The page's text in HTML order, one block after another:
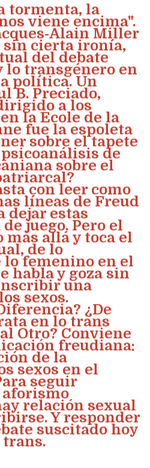
tormenta, la
viene encima".
Alain Miller
sin cierta ironía,
del debate
lo transgénero en
política. Un
B. Preciado,
a los
la Ecole de la
fue la espoleta
sobre el tapete
de
sobre el
con leer como
líneas de Freud
dejar estas
juego. Pero el
más allá y toca el
de lo
lo femenino en el
habla y goza sin
una
sexos.
¿De
en lo trans
Otro? Conviene
freudiana:
de la
sexos en el
seguir
aforismo
relación sexual
Y responder
suscitado hoy
trans.